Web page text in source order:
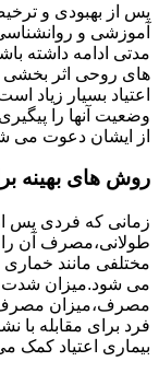
پس از بهبودی و
آموزشی و روانشناسی
مدتی ادامه داشته
های روحی اثر بخشی
اعتیاد بسیار زیاد
وضعیت آنها را
از ایشان دعوت می
روش های بهینه
زمانی که فردی پس
طولانی،مصرف آن
مختلفی مانند
می شود.میزان شدت
مصرف،میزان مصرف
فرد برای مقابله با
بیماری اعتیاد کمک